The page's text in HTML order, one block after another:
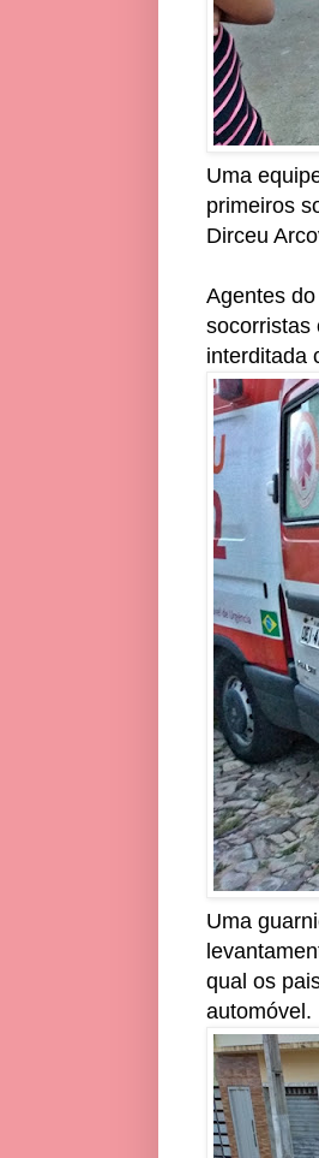
Uma
primeiros
Dirceu
Agentes
socorristas
interditada
Uma
qual os
automóvel.